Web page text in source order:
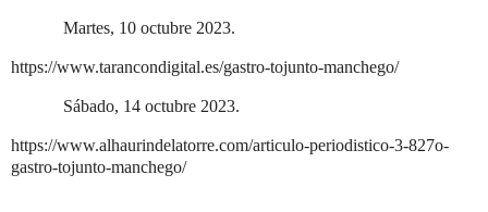
Martes, 10 octubre 2023.
https://www.tarancondigital.es/gastro-tojunto-manchego/
Sábado, 14 octubre 2023.
https://www.alhaurindelatorre.com/articulo-periodistico-3-827o-
gastro-tojunto-manchego/